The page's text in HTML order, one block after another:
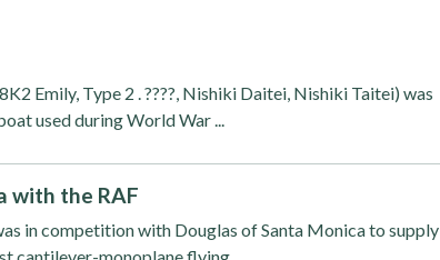
Emily, Type 2 . ????, Nishiki Daitei, Nishiki Taitei) was
used during World War ...
with the RAF
in competition with Douglas of Santa Monica to supply